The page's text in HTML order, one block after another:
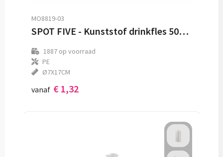
MO8819-03
SPOT FIVE - Kunststof drinkfles 500 ml
1887op voorraad
PE
Ø7X17CM
vanaf € 1,32